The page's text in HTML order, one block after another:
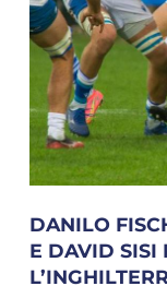
DANILO
E DAVID SISI